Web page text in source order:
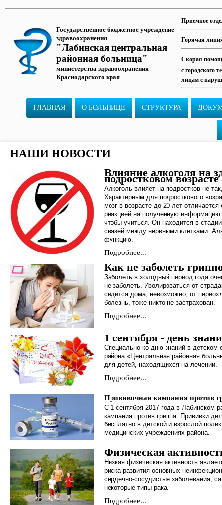
Государственное бюджетное учреждение
здравоохранения
"Лабинская центральная
районная больница"
министерства здравоохранения
Краснодарского края
Приемное
Горячая
Скорая
с городского
лицам с
ГЛАВНАЯ О БОЛЬНИЦЕ СТРУКТУРА
НАШИ НОВОСТИ
Влияние алкоголя на
подростковом возрасте
Алкоголь влияет на подростков не
Характерным для подросткового
мозг в возрасте до 20 лет отличается
реакцией на полученную
чтобы учиться. Он находится в
связей между нервными клетками.
функцию.
Подробнее...
Как не заболеть
Заболеть в холодный период года
не заболеть. Изолироваться от
сидится дома, невозможно, от
болезнь, тоже никто не застрахован.
Подробнее...
1 сентября - день
Специально ко дню знаний в детском
района «Центральная районная
для детей, находящихся на лечении.
Подробнее...
Прививочная кампания против
С 1 сентября 2017 года в Лабинском
кампания против гриппа. Прививки
бесплатно в детской и взрослой
медицинских учреждениях района.
Физическая
Низкая физическая активность
риска развития основных
сердечно-сосудистые заболевания,
некоторые типы рака.
Подробнее...